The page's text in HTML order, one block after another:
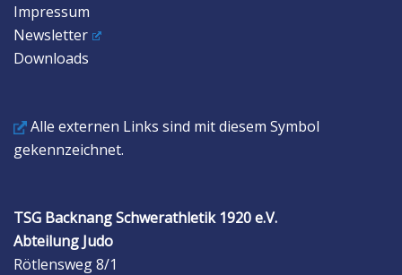
Impressum
Newsletter
Downloads
Alle externen Links sind mit diesem Symbol
gekennzeichnet.
TSG Backnang Schwerathletik 1920 e.V.
Abteilung Judo
Rötlensweg 8/1